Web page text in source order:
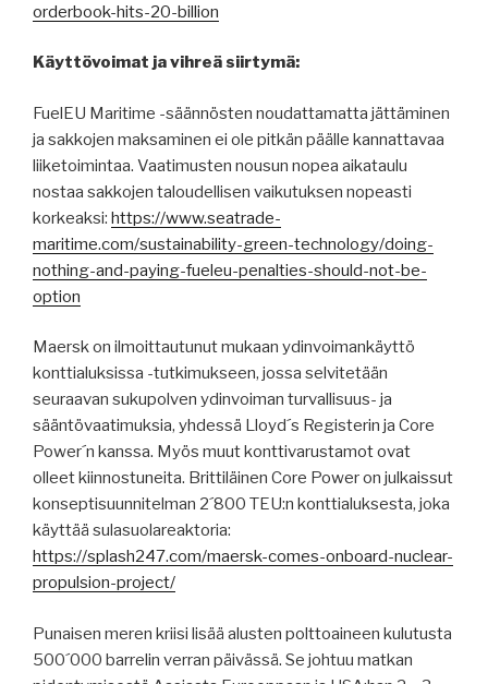
orderbook-hits-20-billion
Käyttövoimat ja vihreä siirtymä:
FuelEU Maritime -säännösten noudattamatta jättäminen
ja sakkojen maksaminen ei ole pitkän päälle kannattavaa
liiketoimintaa. Vaatimusten nousun nopea aikataulu
nostaa sakkojen taloudellisen vaikutuksen nopeasti
korkeaksi: https://www.seatrade-
maritime.com/sustainability-green-technology/doing-
nothing-and-paying-fueleu-penalties-should-not-be-
option
Maersk on ilmoittautunut mukaan ydinvoimankäyttö
konttialuksissa -tutkimukseen, jossa selvitetään
seuraavan sukupolven ydinvoiman turvallisuus- ja
sääntövaatimuksia, yhdessä Lloyd´s Registerin ja Core
Power´n kanssa. Myös muut konttivarustamot ovat
olleet kiinnostuneita. Brittiläinen Core Power on julkaissut
konseptisuunnitelman 2´800 TEU:n konttialuksesta, joka
käyttää sulasuolareaktoria:
https://splash247.com/maersk-comes-onboard-nuclear-
propulsion-project/
Punaisen meren kriisi lisää alusten polttoaineen kulutusta
500´000 barrelin verran päivässä. Se johtuu matkan